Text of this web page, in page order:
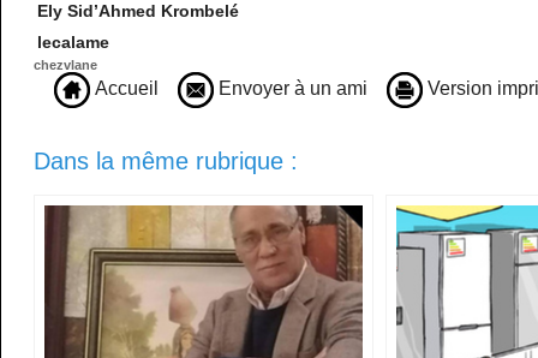
Ely Sid’Ahmed Krombelé
lecalame
chezvlane
Accueil Envoyer à un ami Version
Dans la même rubrique :